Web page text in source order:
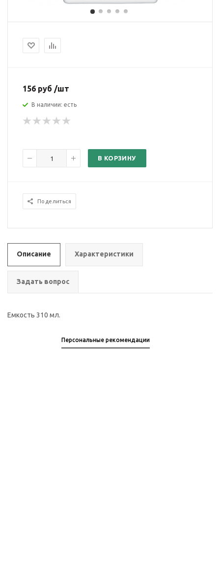
156 руб /шт
В наличии: есть
В КОРЗИНУ
Поделиться
Описание Характеристики
Задать вопрос
Емкость 310 мл.
Персональные рекомендации